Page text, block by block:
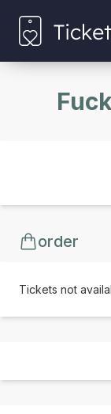
order
Tickets not